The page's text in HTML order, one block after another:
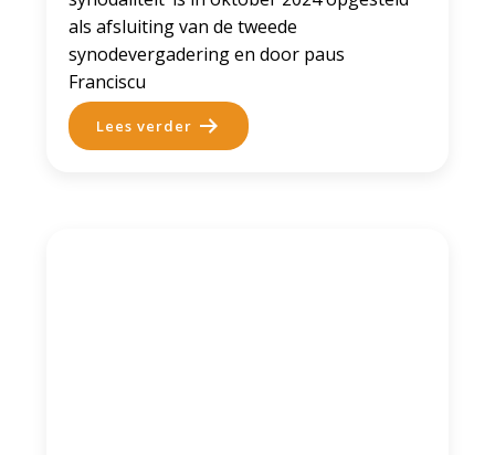
als afsluiting van de tweede
synodevergadering en door paus
Franciscu
Lees verder